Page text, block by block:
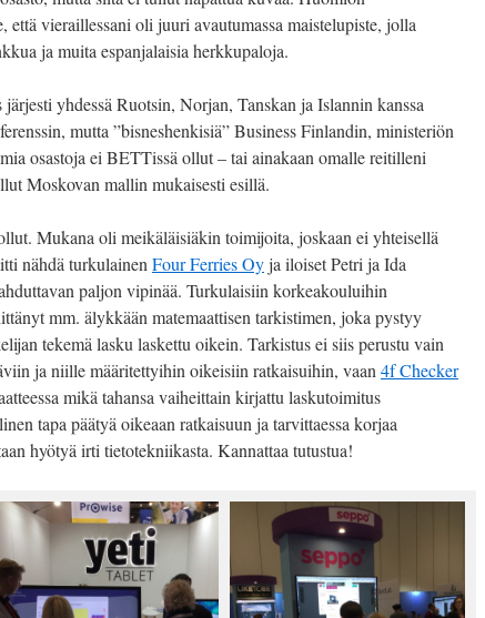
että vieraillessani oli juuri avautumassa maistelupiste, jolla
ja muita espanjalaisia herkkupaloja.
yhdessä Ruotsin, Norjan, Tanskan ja Islannin kanssa
mutta ”bisneshenkisiä” Business Finlandin, ministeriön
osastoja ei BETTissä ollut – tai ainakaan omalle reitilleni
Moskovan mallin mukaisesti esillä.
Mukana oli meikäläisiäkin toimijoita, joskaan ei yhteisellä
nähdä turkulainenFour Ferries Oyja iloiset Petri ja Ida
paljon vipinää. Turkulaisiin korkeakouluihin
mm. älykkään matemaattisen tarkistimen, joka pystyy
tekemä lasku laskettu oikein. Tarkistus ei siis perustu vain
ja niille määritettyihin oikeisiin ratkaisuihin, vaan4f Checker
mikä tahansa vaiheittain kirjattu laskutoimitus
tapa päätyä oikeaan ratkaisuun ja tarvittaessa korjaa
hyötyä irti tietotekniikasta. Kannattaa tutustua!